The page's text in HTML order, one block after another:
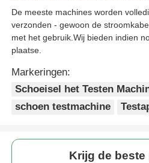
De meeste machines worden
verzonden - gewoon de
met het gebruik.Wij bieden indien
plaatse.
Markeringen:
Schoeisel het Testen
schoen testmachine
Krijg de